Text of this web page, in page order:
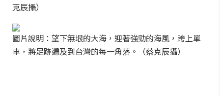
克辰攝）
圖片說明：望下無垠的大海，迎著強勁的海風，跨上單
車，將足跡遍及到台灣的每一角落。（蔡克辰攝）